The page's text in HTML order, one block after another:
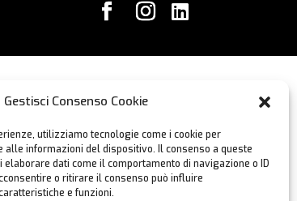
Gestisci Consenso Cookie
utilizziamo tecnologie come i cookie per
alle informazioni del dispositivo. Il consenso a queste
dati come il comportamento di navigazione o ID
o ritirare il consenso può influire
e funzioni.